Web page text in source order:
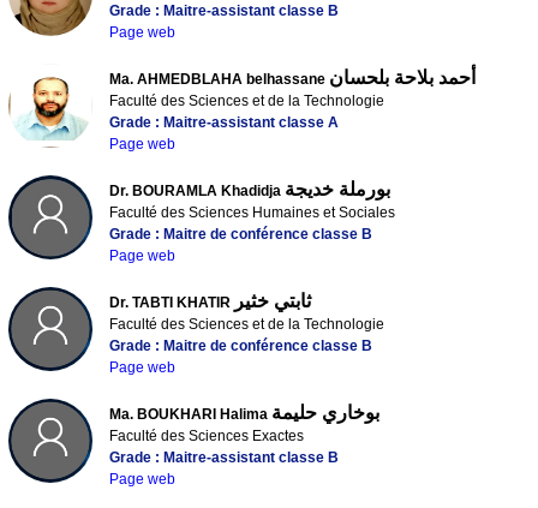
Grade : Maitre-assistant classe B
Page web
Ma. AHMEDBLAHA belhassane أحمد بلاحة بلحسان
Faculté des Sciences et de la Technologie
Grade : Maitre-assistant classe A
Page web
Dr. BOURAMLA Khadidja بورملة خديجة
Faculté des Sciences Humaines et Sociales
Grade : Maitre de conférence classe B
Page web
Dr. TABTI KHATIR ثابتي خثير
Faculté des Sciences et de la Technologie
Grade : Maitre de conférence classe B
Page web
Ma. BOUKHARI Halima بوخاري حليمة
Faculté des Sciences Exactes
Grade : Maitre-assistant classe B
Page web